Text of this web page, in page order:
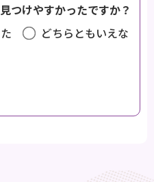
つけやすかったですか？
どちらともいえな